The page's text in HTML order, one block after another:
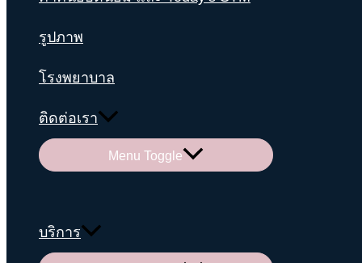
รูปภาพ
โรงพยาบาล
ติดต่อเรา
Menu Toggle
บริการ